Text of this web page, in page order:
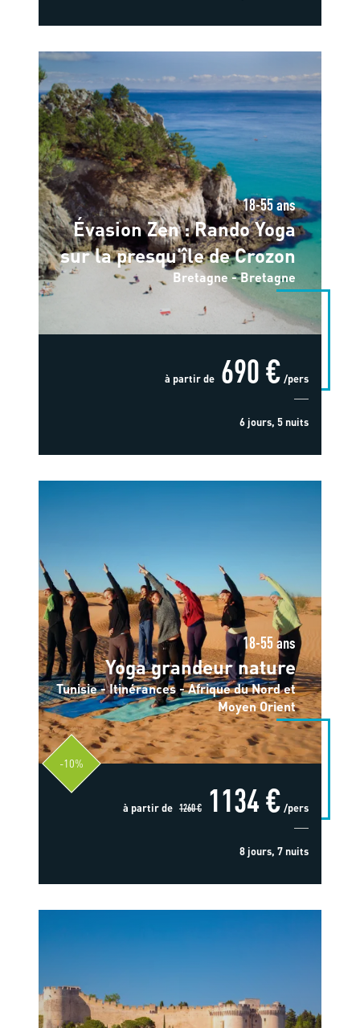
18-55 ans
Évasion Zen : Rando Yoga
sur la presqu'île de Crozon
Bretagne - Bretagne
à partir de 690 € /pers
6 jours, 5 nuits
18-55 ans
Yoga grandeur nature
Tunisie - Itinérances - Afrique du Nord et
Moyen Orient
-10%
à partir de 1260 € 1134 € /pers
8 jours, 7 nuits